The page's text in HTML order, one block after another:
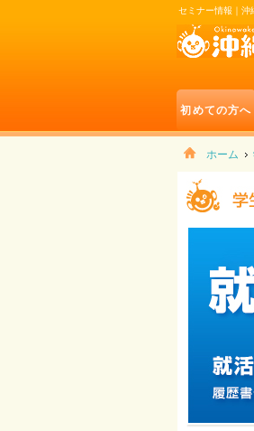
セミナー情報｜沖
初めての方へ
ホーム